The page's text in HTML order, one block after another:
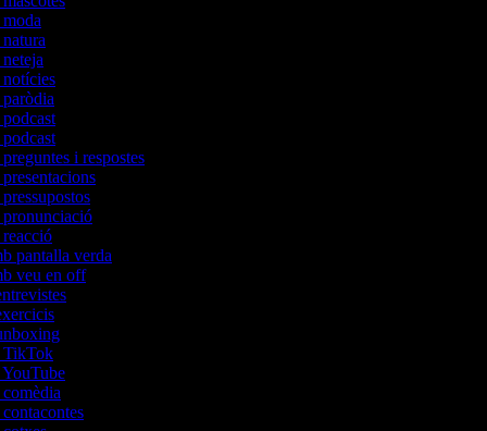
moda
notícies
paròdia
podcast
podcast
i respostes
pronunciació
reacció
pantalla verda
veu en off
TikTok
YouTube
comèdia